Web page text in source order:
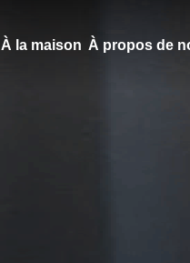
À la maison À propos de